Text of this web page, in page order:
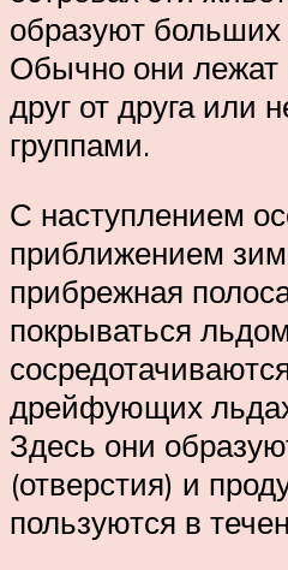
образуют больших
Обычно они лежат
друг от друга или
группами.
С наступлением
приближением
прибрежная
покрываться
дрейфующих
Здесь они
(отверстия) и
пользуются в